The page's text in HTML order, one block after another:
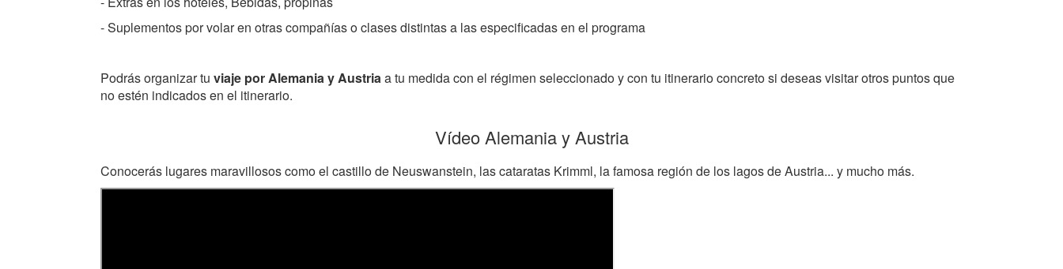
- Suplementos por volar en otras compañías o clases distintas a las especificadas en el programa
Podrás organizar tu viaje por Alemania y Austriaa tu medida con el régimen seleccionado y con tu itinerario concreto si deseas visitar otros puntos que
no estén indicados en el itinerario.
Vídeo Alemania y Austria
Conocerás lugares maravillosos como el castillo de Neuswanstein, las cataratas Krimml, la famosa región de los lagos de Austria... y mucho más.